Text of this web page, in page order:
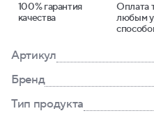
100% гарантия
качества
Оплата
любым
Артикул
Бренд
Тип продукта